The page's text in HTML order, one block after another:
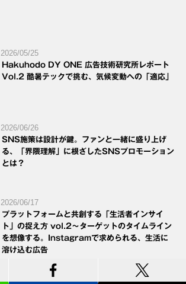
2026/05/25
Hakuhodo DY ONE 広告技術研究所レポート
Vol.2 酷暑テックで挑む、気候変動への「適応」
2026/06/26
SNS施策は設計が鍵。ファンと一緒に盛り上げ
る、「界隈理解」に根ざしたSNSプロモーション
とは？
2026/06/17
プラットフォームと共創する「生活者インサイ
ト」の捉え方 vol.2～ターゲットのタイムライン
を想像する。Instagramで求められる、生活に
溶け込む広告